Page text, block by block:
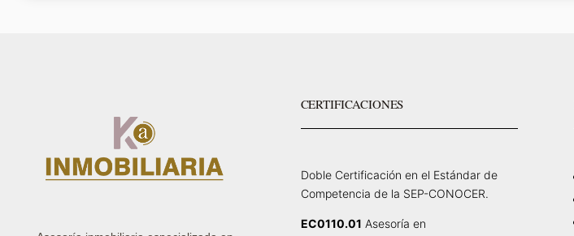
CERTIFICACIONES
Doble Certificación en el Estándar de
Competencia de la SEP-CONOCER.
EC0110.01 Asesoría en